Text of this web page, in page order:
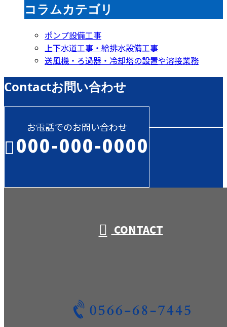
コラムカテゴリ
ポンプ設備工事
上下水道工事・給排水設備工事
送風機・ろ過器・冷却塔の設置や溶接業務
Contactお問い合わせ
お電話でのお問い合わせ
000-000-0000
CONTACT